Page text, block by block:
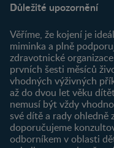
O nás
Produkty
Najít produkt
Důležité upozornění
Věříme, že kojení je
miminka a plně
zdravotnické
prvních šesti měsíců
vhodných výživných
až do dvou let věku
nemusí být vždy
své dítě a rady ohledně
doporučujeme
odborníkem v oblasti